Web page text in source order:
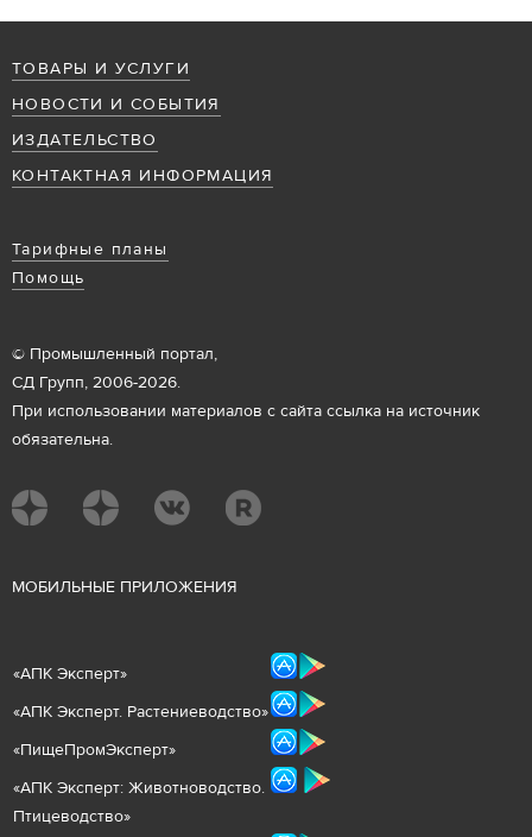
ТОВАРЫ И УСЛУГИ
НОВОСТИ И СОБЫТИЯ
ИЗДАТЕЛЬСТВО
КОНТАКТНАЯ ИНФОРМАЦИЯ
Тарифные планы
Помощь
© Промышленный портал,
СД Групп, 2006-2026.
При использовании материалов с сайта ссылка на источник
обязательна.
МОБИЛЬНЫЕ ПРИЛОЖЕНИЯ
«АПК Эксперт»
«АПК Эксперт. Растениеводство»
«ПищеПромЭксперт»
«АПК Эксперт: Животноводство.
Птицеводство»